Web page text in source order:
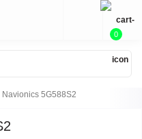
0
Navionics 5G588S2